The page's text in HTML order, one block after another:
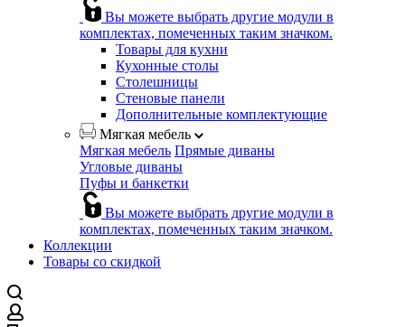
Вы можете выбрать другие модули в
комплектах, помеченных таким значком.
Товары для кухни
Кухонные столы
Столешницы
Стеновые панели
Дополнительные комплектующие
Мягкая мебель
Мягкая мебель Прямые диваны
Угловые диваны
Пуфы и банкетки
Вы можете выбрать другие модули в
комплектах, помеченных таким значком.
Коллекции
Товары со скидкой